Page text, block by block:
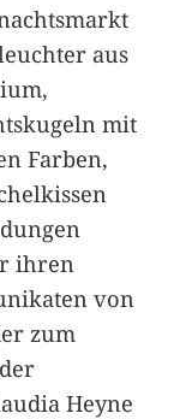
aus
mit
Farben,
ihren
von
zum
Heyne